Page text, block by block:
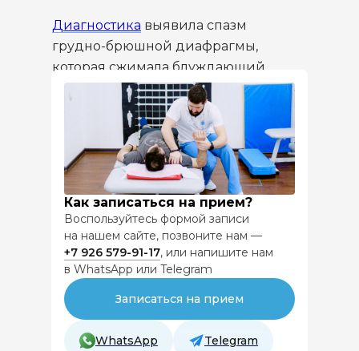
Диагностика выявила спазм
грудно-брюшной диафрагмы,
которая сжимала блуждающий
нерв, влияющий на секрецию
желудочного сока. По словам
Виталия Холина, грудно-брюшная
диафрагма — вторая по счёту
мышца, которая реагирует на
эмоциональные зажимы после
мимической мускулатуры. После
выявления эмоционального
триггера, вызвавшего спазм, была
проведена коррекция, снявшая
мышечное напряжение и
восстановившая нормальное
функционирование нерва.
Как записаться на прием?
Воспользуйтесь формой записи
на нашем сайте, позвоните нам —
+7 926 579-91-17, или напишите нам
в WhatsApp или Telegram
Записаться на прием
WhatsApp Telegram